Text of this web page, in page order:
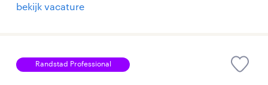
bekijk vacature
Randstad Professional